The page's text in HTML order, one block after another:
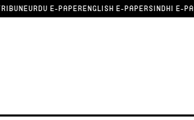
URDU E-PAPERENGLISH E-PAPERSINDHI E-